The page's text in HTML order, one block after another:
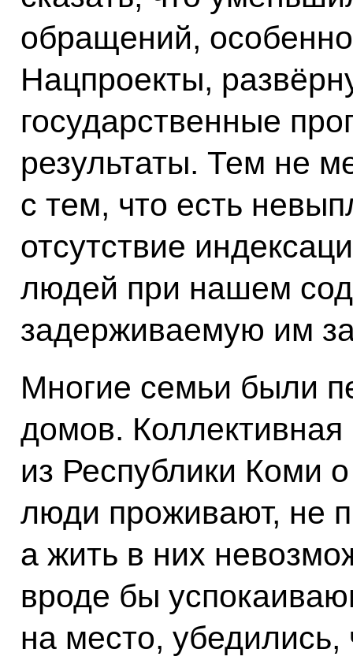
обращений,
Нацпроекты,
государственные
результаты. Тем не
с тем, что есть
отсутствие
людей при нашем
задерживаемую им
Многие семьи были
домов.
из Республики Коми
люди проживают, не
а жить в них
вроде бы
на место, убедились,